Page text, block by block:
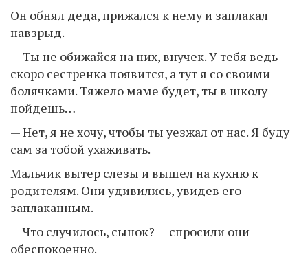
Он обнял деда, прижался к нему и заплакал
навзрыд.
— Ты не обижайся на них, внучек. У тебя ведь
скоро сестренка появится, а тут я со своими
болячками. Тяжело маме будет, ты в школу
пойдешь…
— Нет, я не хочу, чтобы ты уезжал от нас. Я буду
сам за тобой ухаживать.
Мальчик вытер слезы и вышел на кухню к
родителям. Они удивились, увидев его
заплаканным.
— Что случилось, сынок? — спросили они
обеспокоенно.